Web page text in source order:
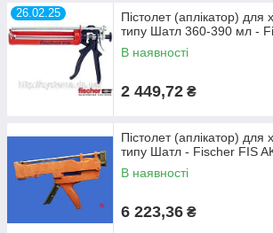
26.02.25
Пістолет (аплікатор) для
типу Шатл 360-390 мл -
В наявності
2 449,72 ₴
Пістолет (аплікатор) для
типу Шатл - Fischer FIS
В наявності
6 223,36 ₴